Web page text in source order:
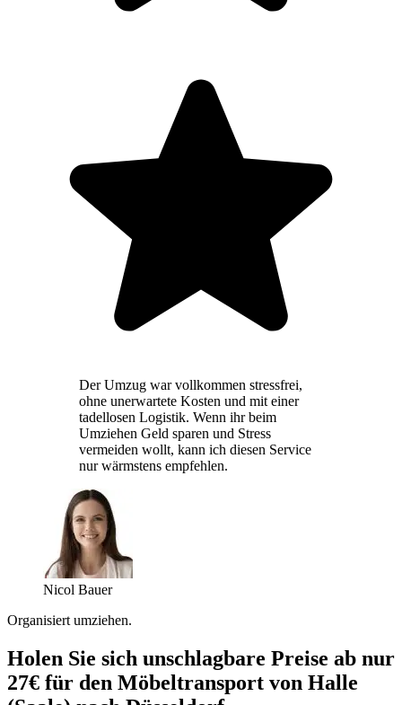
Der Umzug war vollkommen stressfrei,
ohne unerwartete Kosten und mit einer
tadellosen Logistik. Wenn ihr beim
Umziehen Geld sparen und Stress
vermeiden wollt, kann ich diesen Service
nur wärmstens empfehlen.
Nicol Bauer
Organisiert umziehen.
Holen Sie sich unschlagbare Preise ab nur
27€ für den Möbeltransport von Halle